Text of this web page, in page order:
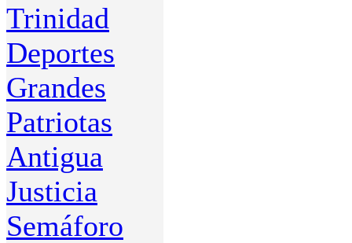
Trinidad
Deportes
Grandes
Patriotas
Antigua
Justicia
Semáforo